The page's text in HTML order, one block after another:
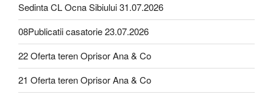
Sedinta CL Ocna Sibiului 31.07.2026
08Publicatii casatorie 23.07.2026
22 Oferta teren Oprisor Ana & Co
21 Oferta teren Oprisor Ana & Co